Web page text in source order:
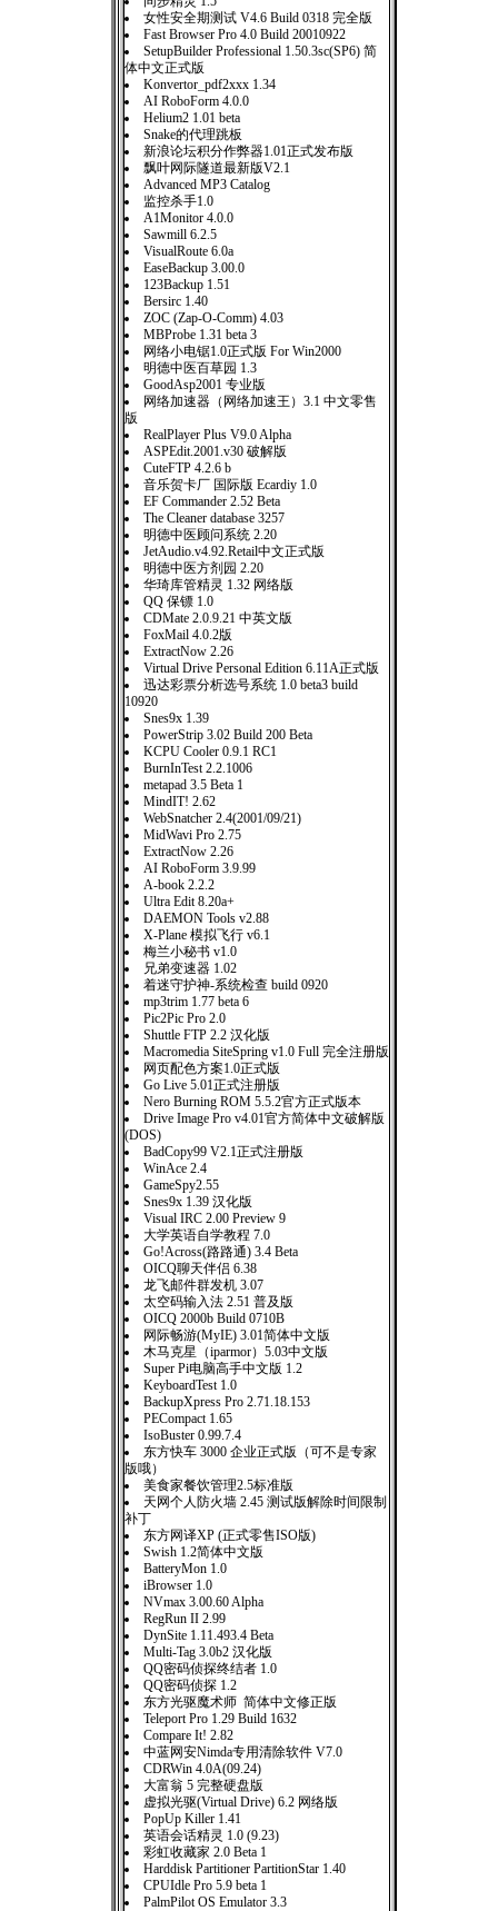
女性安全期测试 V4.6 Build 0318 完全版
Fast Browser Pro 4.0 Build 20010922
SetupBuilder Professional 1.50.3sc(SP6) 简
体中文正式版
Konvertor_pdf2xxx 1.34
AI RoboForm 4.0.0
Helium2 1.01 beta
Snake的代理跳板
新浪论坛积分作弊器1.01正式发布版
飘叶网际隧道最新版V2.1
Advanced MP3 Catalog
监控杀手1.0
A1Monitor 4.0.0
Sawmill 6.2.5
VisualRoute 6.0a
EaseBackup 3.00.0
123Backup 1.51
Bersirc 1.40
ZOC (Zap-O-Comm) 4.03
MBProbe 1.31 beta 3
网络小电锯1.0正式版 For Win2000
明德中医百草园 1.3
GoodAsp2001 专业版
网络加速器（网络加速王）3.1 中文零售
版
RealPlayer Plus V9.0 Alpha
ASPEdit.2001.v30 破解版
CuteFTP 4.2.6 b
音乐贺卡厂 国际版 Ecardiy 1.0
EF Commander 2.52 Beta
The Cleaner database 3257
明德中医顾问系统 2.20
JetAudio.v4.92.Retail中文正式版
明德中医方剂园 2.20
华琦库管精灵 1.32 网络版
QQ 保镖 1.0
CDMate 2.0.9.21 中英文版
FoxMail 4.0.2版
ExtractNow 2.26
Virtual Drive Personal Edition 6.11A正式版
迅达彩票分析选号系统 1.0 beta3 build
10920
Snes9x 1.39
PowerStrip 3.02 Build 200 Beta
KCPU Cooler 0.9.1 RC1
BurnInTest 2.2.1006
metapad 3.5 Beta 1
MindIT! 2.62
WebSnatcher 2.4(2001/09/21)
MidWavi Pro 2.75
ExtractNow 2.26
AI RoboForm 3.9.99
A-book 2.2.2
Ultra Edit 8.20a+
DAEMON Tools v2.88
X-Plane 模拟飞行 v6.1
梅兰小秘书 v1.0
兄弟变速器 1.02
着迷守护神-系统检查 build 0920
mp3trim 1.77 beta 6
Pic2Pic Pro 2.0
Shuttle FTP 2.2 汉化版
Macromedia SiteSpring v1.0 Full 完全注册版
网页配色方案1.0正式版
Go Live 5.01正式注册版
Nero Burning ROM 5.5.2官方正式版本
Drive Image Pro v4.01官方简体中文破解版
(DOS)
BadCopy99 V2.1正式注册版
WinAce 2.4
GameSpy2.55
Snes9x 1.39 汉化版
Visual IRC 2.00 Preview 9
大学英语自学教程 7.0
Go!Across(路路通) 3.4 Beta
OICQ聊天伴侣 6.38
龙飞邮件群发机 3.07
太空码输入法 2.51 普及版
OICQ 2000b Build 0710B
网际畅游(MyIE) 3.01简体中文版
木马克星（iparmor）5.03中文版
Super Pi电脑高手中文版 1.2
KeyboardTest 1.0
BackupXpress Pro 2.71.18.153
PECompact 1.65
IsoBuster 0.99.7.4
东方快车 3000 企业正式版（可不是专家
版哦）
美食家餐饮管理2.5标准版
天网个人防火墙 2.45 测试版解除时间限制
补丁
东方网译XP (正式零售ISO版)
Swish 1.2简体中文版
BatteryMon 1.0
iBrowser 1.0
NVmax 3.00.60 Alpha
RegRun II 2.99
DynSite 1.11.493.4 Beta
Multi-Tag 3.0b2 汉化版
QQ密码侦探终结者 1.0
QQ密码侦探 1.2
东方光驱魔术师 简体中文修正版
Teleport Pro 1.29 Build 1632
Compare It! 2.82
中蓝网安Nimda专用清除软件 V7.0
CDRWin 4.0A(09.24)
大富翁 5 完整硬盘版
虚拟光驱(Virtual Drive) 6.2 网络版
PopUp Killer 1.41
英语会话精灵 1.0 (9.23)
彩虹收藏家 2.0 Beta 1
Harddisk Partitioner PartitionStar 1.40
CPUIdle Pro 5.9 beta 1
PalmPilot OS Emulator 3.3